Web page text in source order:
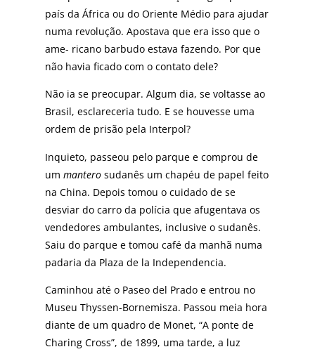
país da África ou do Oriente Médio para ajudar
numa revolução. Apostava que era isso que o
ame- ricano barbudo estava fazendo. Por que
não havia ficado com o contato dele?
Não ia se preocupar. Algum dia, se voltasse ao
Brasil, esclareceria tudo. E se houvesse uma
ordem de prisão pela Interpol?
Inquieto, passeou pelo parque e comprou de
um mantero sudanês um chapéu de papel feito
na China. Depois tomou o cuidado de se
desviar do carro da polícia que afugentava os
vendedores ambulantes, inclusive o sudanês.
Saiu do parque e tomou café da manhã numa
padaria da Plaza de la Independencia.
Caminhou até o Paseo del Prado e entrou no
Museu Thyssen-Bornemisza. Passou meia hora
diante de um quadro de Monet, “A ponte de
Charing Cross”, de 1899, uma tarde, a luz